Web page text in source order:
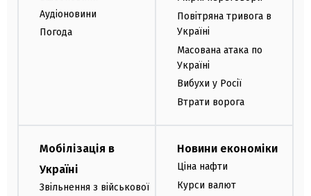
Аудіоновини
Погода
Повітряна тривога в
Україні
Масована атака по
Україні
Вибухи у Росії
Втрати ворога
Мобілізація в
Україні
Звільнення з військової
Новини економіки
Ціна нафти
Курси валют